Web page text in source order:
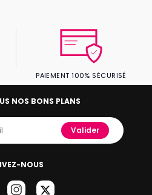
PAIEMENT 100% SÉCURISÉ
NOUS
NOS BONS PLANS
Valider